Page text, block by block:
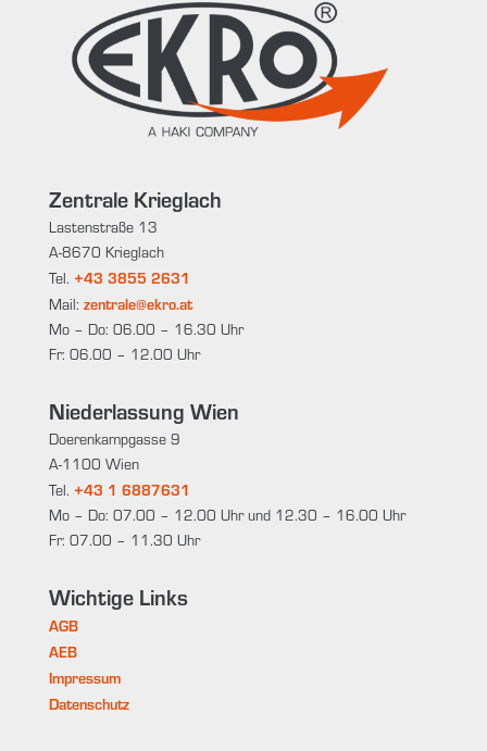
Zentrale Krieglach
Lastenstraße 13
A-8670 Krieglach
Tel. +43 3855 2631
Mail: zentrale@ekro.at
Mo – Do: 06.00 – 16.30 Uhr
Fr: 06.00 – 12.00 Uhr
Niederlassung Wien
Doerenkampgasse 9
A-1100 Wien
Tel. +43 1 6887631
Mo – Do: 07.00 – 12.00 Uhr und 12.30 – 16.00 Uhr
Fr: 07.00 – 11.30 Uhr
Wichtige Links
AGB
AEB
Impressum
Datenschutz